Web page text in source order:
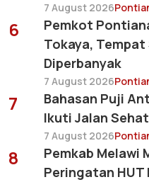
7 August 2026
6
Pemkot
Tokaya, Tempat
Diperbanyak
7 August 2026
7
Bahasan Puji
Ikuti Jalan
7 August 2026
8
Pemkab Melawi
Peringatan HUT